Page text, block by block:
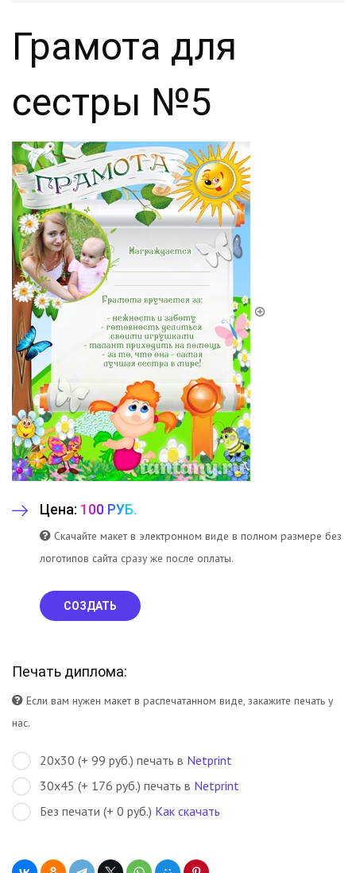
Грамота для
сестры №5
Цена: 100 РУБ.
Скачайте макет в электронном виде в полном размере без
логотипов сайта сразу же после оплаты.
СОЗДАТЬ
Печать диплома:
Если вам нужен макет в распечатанном виде, закажите печать у
нас.
20х30 (+ 99 руб.) печать в Netprint
30х45 (+ 176 руб.) печать в Netprint
Без печати (+ 0 руб.) Как скачать